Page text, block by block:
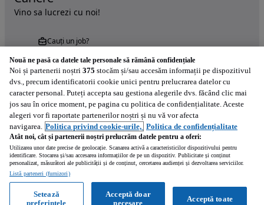
Vino sa lucrezi cu noi!
Cauți un job?
Încearcă acum aplicația Autovit.ro
Nouă ne pasă ca datele tale personale să rămână confidențiale
Noi și partenerii noștri 375 stocăm și/sau accesăm informații pe dispozitivul
dvs., precum identificatorii cookie unici pentru prelucrarea datelor cu
caracter personal. Puteți accepta sau gestiona alegerile dvs. făcând clic mai
jos sau în orice moment, pe pagina cu politica de confidențialitate. Aceste
alegeri vor fi raportate partenerilor noștri și nu vă vor afecta
navigarea. Politica privind cookie-urile, Politica de confidențialitate
Atât noi, cât și partenerii noștri prelucrăm datele pentru a oferi:
Utilizarea unor date precise de geolocație. Scanarea activă a caracteristicilor dispozitivului pentru
identificare. Stocarea și/sau accesarea informațiilor de pe un dispozitiv. Publicitate și conținut
personalizat, măsurători ale publicității și de conținut, cercetarea audienței și dezvoltarea serviciilor.
Listă parteneri (furnizori)
Acceptă toate
Acceptă doar
necesare
Setează
preferințele